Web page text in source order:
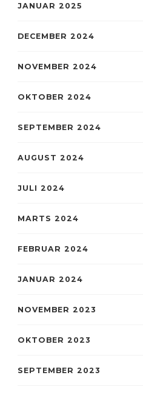
JANUAR 2025
DECEMBER 2024
NOVEMBER 2024
OKTOBER 2024
SEPTEMBER 2024
AUGUST 2024
JULI 2024
MARTS 2024
FEBRUAR 2024
JANUAR 2024
NOVEMBER 2023
OKTOBER 2023
SEPTEMBER 2023